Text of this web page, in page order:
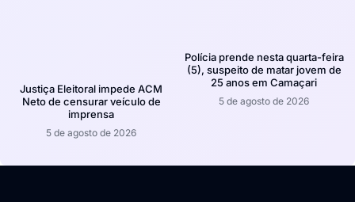
Justiça Eleitoral impede ACM
Neto de censurar veículo de
imprensa
5 de agosto de 2026
Polícia prende nesta quarta-feira
(5), suspeito de matar jovem de
25 anos em Camaçari
5 de agosto de 2026